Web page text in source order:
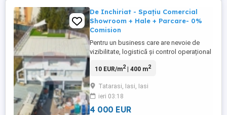
De Inchiriat - Spațiu Comercial
Showroom + Hale + Parcare- 0%
Comision
Pentru un business care are nevoie de
vizibilitate, logistică și control operațional
din Tătărași oferă o combinație rară:
pentru depozitare și o parcare generoasă
pentru clienți sau aprovizionare. O locație
potrivită pentru ...
10 EUR/m2| 400 m2
Tatarasi, Iasi, Iasi
ieri 03:18
4 000 EUR